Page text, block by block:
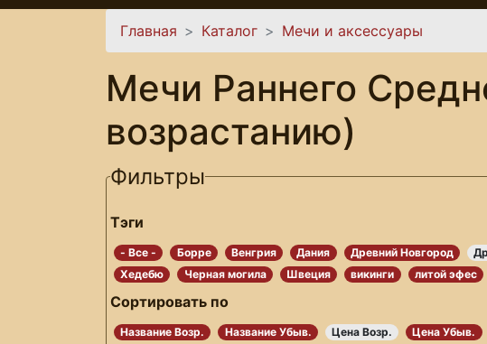
Вы здесь
Главная Каталог Мечи и аксессуары
Мечи Раннего
возрастанию)
Фильтры
Тэги
- Все - Борре Венгрия Дания Древний Новгород
Хедебю
Черная могила Швеция викинги литой эфес
Сортировать по
Название Возр. Название Убыв. Цена Возр. Цена Убыв.